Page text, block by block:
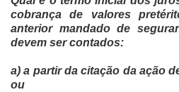
cobrança de valores
anterior mandado de
devem ser contados:
a) a partir da citação da ação
ou